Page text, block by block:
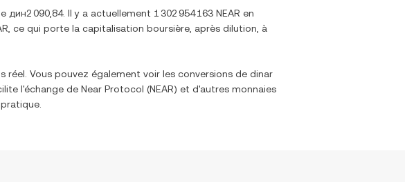
дин2 090,84. Il y a actuellement 1 302 954 163 NEAR en
, ce qui porte la capitalisation boursière, après dilution, à
réel. Vous pouvez également voir les conversions de dinar
l'échange de Near Protocol (NEAR) et d'autres monnaies